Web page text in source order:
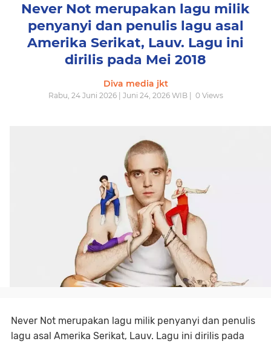
Never Not merupakan lagu milik
penyanyi dan penulis lagu asal
Amerika Serikat, Lauv. Lagu ini
dirilis pada Mei 2018
Diva media jkt
Rabu, 24 Juni 2026 | Juni 24, 2026 WIB | 0Views
Never Not merupakan lagu milik penyanyi dan penulis
lagu asal Amerika Serikat, Lauv. Lagu ini dirilis pada